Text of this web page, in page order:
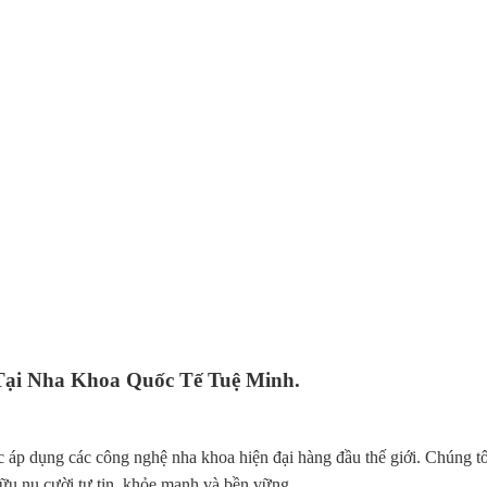
Nha Khoa Quốc Tế Tuệ Minh.
dụng các công nghệ nha khoa hiện đại hàng đầu thế giới. Chúng